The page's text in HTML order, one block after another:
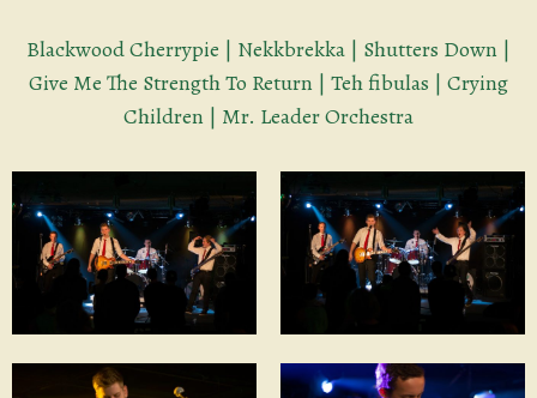
Blackwood Cherrypie | Nekkbrekka | Shutters Down |
Give Me The Strength To Return | Teh fibulas | Crying
Children | Mr. Leader Orchestra